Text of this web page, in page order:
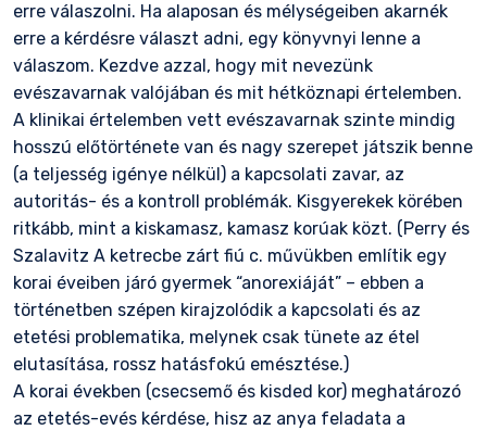
erre válaszolni. Ha alaposan és mélységeiben akarnék
erre a kérdésre választ adni, egy könyvnyi lenne a
válaszom. Kezdve azzal, hogy mit nevezünk
evészavarnak valójában és mit hétköznapi értelemben.
A klinikai értelemben vett evészavarnak szinte mindig
hosszú előtörténete van és nagy szerepet játszik benne
(a teljesség igénye nélkül) a kapcsolati zavar, az
autoritás- és a kontroll problémák. Kisgyerekek körében
ritkább, mint a kiskamasz, kamasz korúak közt. (Perry és
Szalavitz A ketrecbe zárt fiú c. művükben említik egy
korai éveiben járó gyermek “anorexiáját” – ebben a
történetben szépen kirajzolódik a kapcsolati és az
etetési problematika, melynek csak tünete az étel
elutasítása, rossz hatásfokú emésztése.)
A korai években (csecsemő és kisded kor) meghatározó
az etetés-evés kérdése, hisz az anya feladata a